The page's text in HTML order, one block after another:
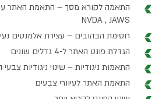
התאמה לקורא מסך – התאמת האתר עבור
NVDA , JAWS
חסימת הבהובים – עצירת אלמנטים
הגדלת פונט האתר ל-4 גדלים שונים
התאמות ניגודיות – שינוי ניגודיות
התאמת האתר לעיוורי צבעים